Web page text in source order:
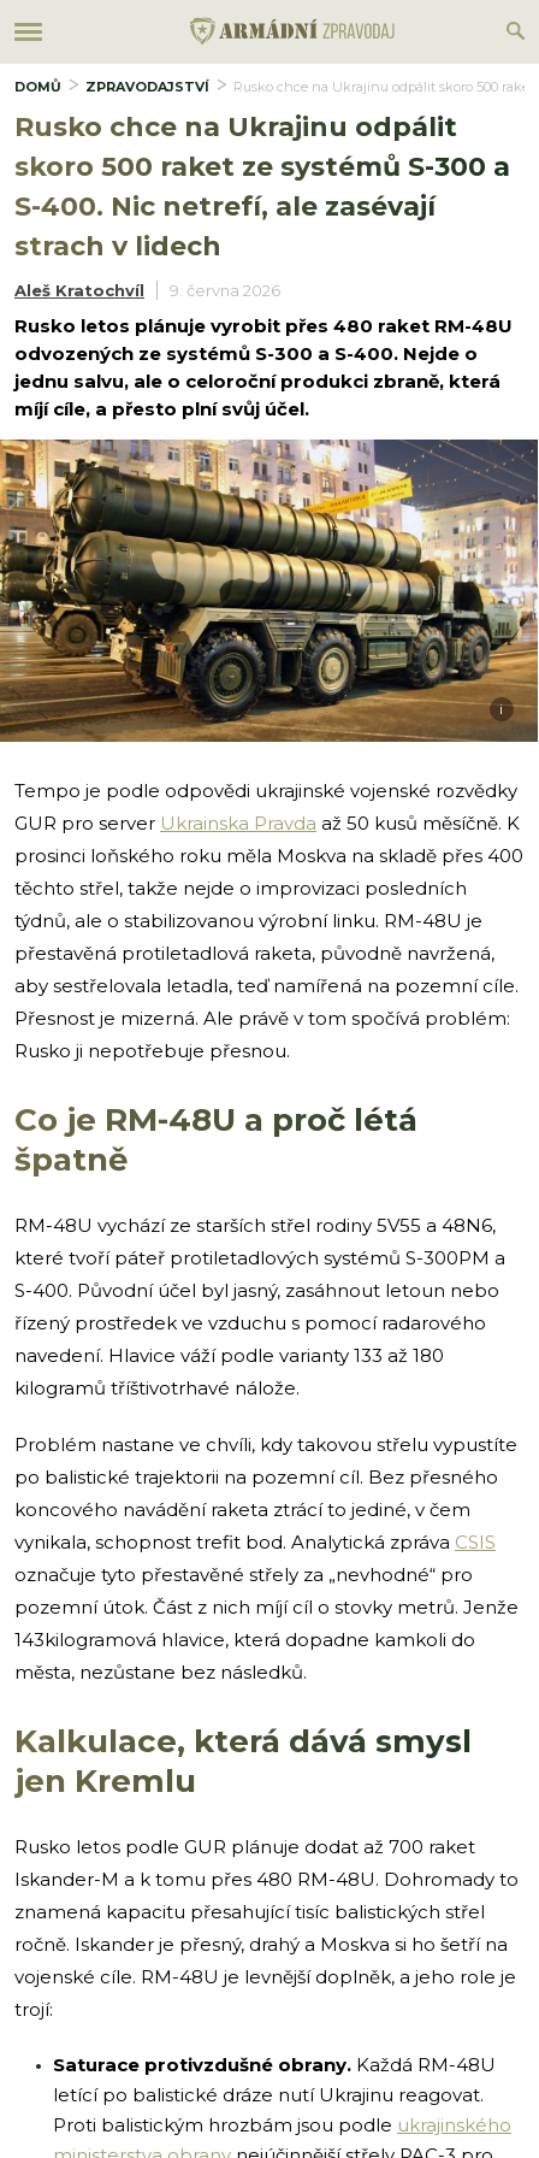
DOMŮ ZPRAVODAJSTVÍ Rusko chce na Ukrajinu odpálit skoro 500
Rusko chce na Ukrajinu odpálit
skoro 500 raket ze systémů S-300 a
S-400. Nic netrefí, ale zasévají
strach v lidech
Aleš Kratochvíl 9. června 2026
Rusko letos plánuje vyrobit přes 480 raket RM-48U
odvozených ze systémů S-300 a S-400. Nejde o
jednu salvu, ale o celoroční produkci zbraně, která
míjí cíle, a přesto plní svůj účel.
i
Tempo je podle odpovědi ukrajinské vojenské rozvědky
GUR pro server Ukrainska Pravda až 50 kusů měsíčně. K
prosinci loňského roku měla Moskva na skladě přes 400
těchto střel, takže nejde o improvizaci posledních
týdnů, ale o stabilizovanou výrobní linku. RM-48U je
přestavěná protiletadlová raketa, původně navržená,
aby sestřelovala letadla, teď namířená na pozemní cíle.
Přesnost je mizerná. Ale právě v tom spočívá problém:
Rusko ji nepotřebuje přesnou.
Co je RM-48U a proč létá
špatně
RM-48U vychází ze starších střel rodiny 5V55 a 48N6,
které tvoří páteř protiletadlových systémů S-300PM a
S-400. Původní účel byl jasný, zasáhnout letoun nebo
řízený prostředek ve vzduchu s pomocí radarového
navedení. Hlavice váží podle varianty 133 až 180
kilogramů tříštivotrhavé nálože.
Problém nastane ve chvíli, kdy takovou střelu vypustíte
po balistické trajektorii na pozemní cíl. Bez přesného
koncového navádění raketa ztrácí to jediné, v čem
vynikala, schopnost trefit bod. Analytická zpráva CSIS
označuje tyto přestavěné střely za „nevhodné“ pro
pozemní útok. Část z nich míjí cíl o stovky metrů. Jenže
143kilogramová hlavice, která dopadne kamkoli do
města, nezůstane bez následků.
Kalkulace, která dává smysl
jen Kremlu
Rusko letos podle GUR plánuje dodat až 700 raket
Iskander-M a k tomu přes 480 RM-48U. Dohromady to
znamená kapacitu přesahující tisíc balistických střel
ročně. Iskander je přesný, drahý a Moskva si ho šetří na
vojenské cíle. RM-48U je levnější doplněk, a jeho role je
trojí:
Saturace protivzdušné obrany. Každá RM-48U
letící po balistické dráze nutí Ukrajinu reagovat.
Proti balistickým hrozbám jsou podle ukrajinského